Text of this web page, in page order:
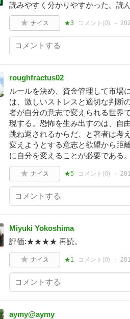
読みやすく分かりやすかった。読
ナイス ★3 コメント(0)
roughfractus02
ルールを決め、資金管理して市場
は、激しいストレスと適切な判断
者が自分の意志で変えられる世界
現する。恐怖を生み出すのは、自
跳ね返されるからだ、と著者は考
変えようとする意志と欲望から距
に自分を変えることが必要である。
ナイス ★5 コメント(0)
Miyuki Yokoshima
評価:★★★★ 再読。
ナイス ★1 コメント(0)
aymy@aymy